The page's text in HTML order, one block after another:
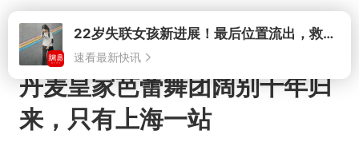
打开
丹麦皇家芭蕾舞团阔别十年归
来，只有上海一站